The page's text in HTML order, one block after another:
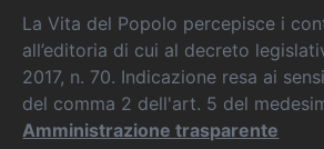
La Vita del Popolo percepisce i
all’editoria di cui al decreto
2017, n. 70. Indicazione resa ai
del comma 2 dell'art. 5 del
Amministrazione trasparente